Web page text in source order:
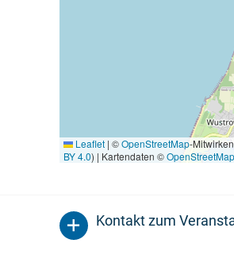
Leaflet | ©OpenStreetMap-
BY 4.0) | Kartendaten ©OpenStreetMap
Kontakt zum